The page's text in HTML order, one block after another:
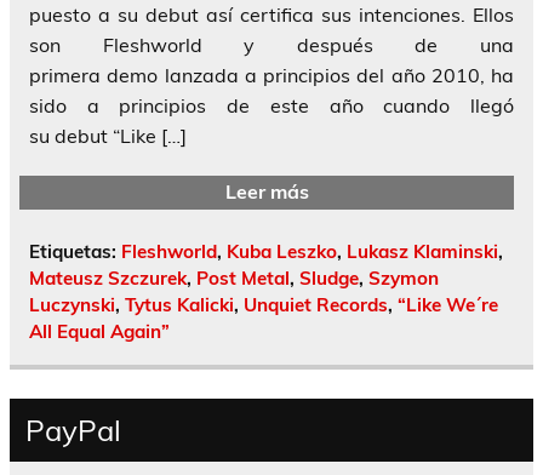
puesto a su debut así certifica sus intenciones. Ellos
son Fleshworld y después de una
primera demo lanzada a principios del año 2010, ha
sido a principios de este año cuando llegó
su debut “Like […]
Leer más
Etiquetas: Fleshworld, Kuba Leszko, Lukasz Klaminski,
Mateusz Szczurek, Post Metal, Sludge, Szymon
Luczynski, Tytus Kalicki, Unquiet Records, “Like We´re
All Equal Again”
PayPal